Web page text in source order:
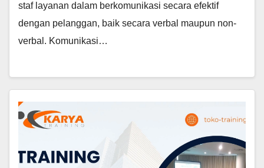
staf layanan dalam berkomunikasi secara efektif
dengan pelanggan, baik secara verbal maupun non-
verbal. Komunikasi…